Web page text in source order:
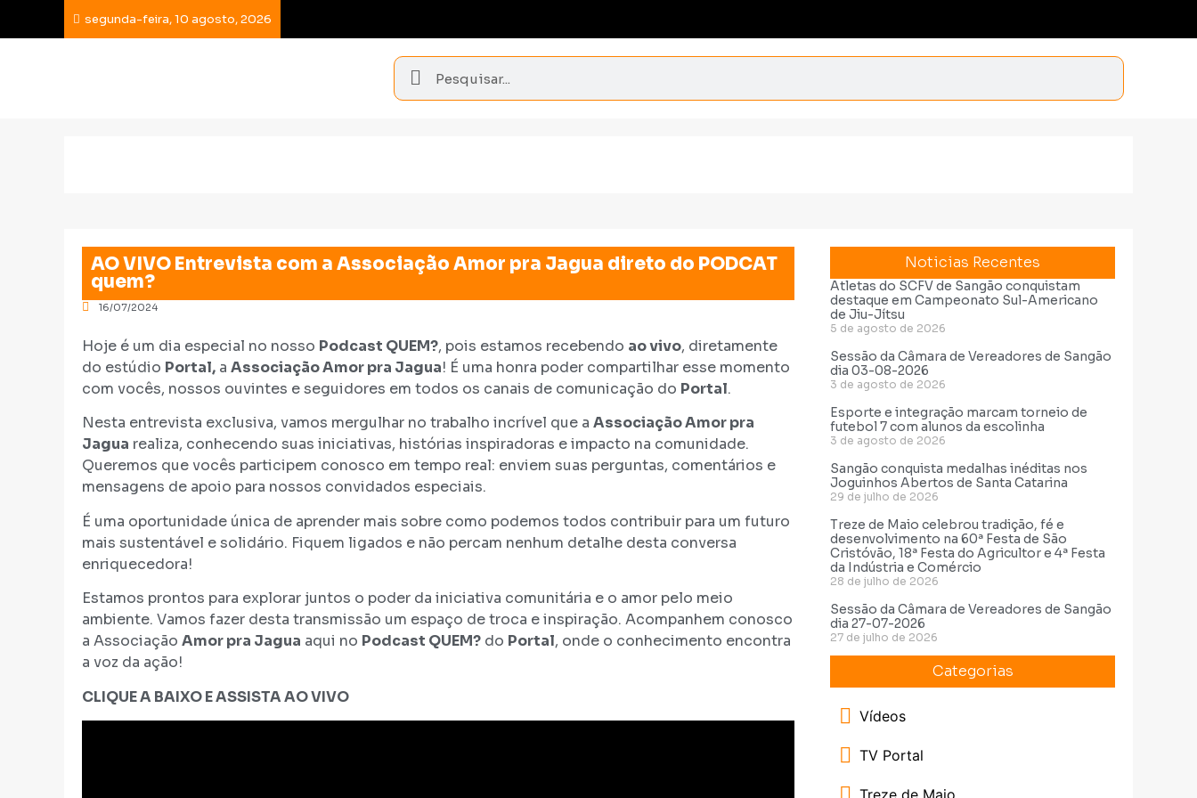
segunda-feira, 10 agosto, 2026
AO VIVO Entrevista com a Associação Amor pra Jagua direto do PODCAT
quem?
16/07/2024
Hoje é um dia especial no nosso Podcast QUEM?, pois estamos recebendo ao vivo, diretamente
do estúdio Portal, a Associação Amor pra Jagua! É uma honra poder compartilhar esse momento
com vocês, nossos ouvintes e seguidores em todos os canais de comunicação do Portal.
Nesta entrevista exclusiva, vamos mergulhar no trabalho incrível que a Associação Amor pra
Jagua realiza, conhecendo suas iniciativas, histórias inspiradoras e impacto na comunidade.
Queremos que vocês participem conosco em tempo real: enviem suas perguntas, comentários e
mensagens de apoio para nossos convidados especiais.
É uma oportunidade única de aprender mais sobre como podemos todos contribuir para um futuro
mais sustentável e solidário. Fiquem ligados e não percam nenhum detalhe desta conversa
enriquecedora!
Estamos prontos para explorar juntos o poder da iniciativa comunitária e o amor pelo meio
ambiente. Vamos fazer desta transmissão um espaço de troca e inspiração. Acompanhem conosco
a Associação Amor pra Jagua aqui no Podcast QUEM? do Portal, onde o conhecimento encontra
a voz da ação!
CLIQUE A BAIXO E ASSISTA AO VIVO
Noticias Recentes
Atletas do SCFV de Sangão conquistam
destaque em Campeonato Sul-Americano
de Jiu-Jítsu
5 de agosto de 2026
Sessão da Câmara de Vereadores de Sangão
dia 03-08-2026
3 de agosto de 2026
Esporte e integração marcam torneio de
futebol 7 com alunos da escolinha
3 de agosto de 2026
Sangão conquista medalhas inéditas nos
Joguinhos Abertos de Santa Catarina
29 de julho de 2026
Treze de Maio celebrou tradição, fé e
desenvolvimento na 60ª Festa de São
Cristóvão, 18ª Festa do Agricultor e 4ª Festa
da Indústria e Comércio
28 de julho de 2026
Sessão da Câmara de Vereadores de Sangão
dia 27-07-2026
27 de julho de 2026
Categorias
Vídeos
TV Portal
Treze de Maio